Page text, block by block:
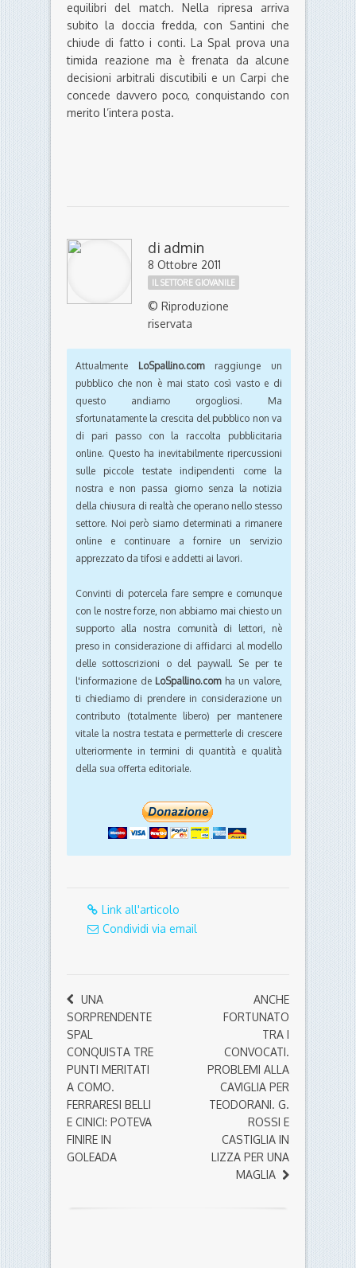
equilibri del match. Nella ripresa arriva
subito la doccia fredda, con Santini che
chiude di fatto i conti. La Spal prova una
timida reazione ma è frenata da alcune
decisioni arbitrali discutibili e un Carpi che
concede davvero poco, conquistando con
merito l’intera posta.
di admin
8 Ottobre 2011
IL SETTORE GIOVANILE
© Riproduzione
riservata
Attualmente LoSpallino.comraggiunge un
pubblico che non è mai stato così vasto e di
questo andiamo orgogliosi. Ma
sfortunatamente la crescita del pubblico non va
di pari passo con la raccolta pubblicitaria
online. Questo ha inevitabilmente ripercussioni
sulle piccole testate indipendenti come la
nostra e non passa giorno senza la notizia
della chiusura di realtà che operano nello stesso
settore. Noi però siamo determinati a rimanere
online e continuare a fornire un servizio
apprezzato da tifosi e addetti ai lavori.
Convinti di potercela fare sempre e comunque
con le nostre forze, non abbiamo mai chiesto un
supporto alla nostra comunità di lettori, nè
preso in considerazione di affidarci al modello
delle sottoscrizioni o del paywall. Se per te
l'informazione de LoSpallino.comha un valore,
ti chiediamo di prendere in considerazione un
contributo (totalmente libero) per mantenere
vitale la nostra testata e permetterle di crescere
ulteriormente in termini di quantità e qualità
della sua offerta editoriale.
Link all'articolo
Condividi via email
UNA
SORPRENDENTE
SPAL
CONQUISTA TRE
PUNTI MERITATI
A COMO.
FERRARESI BELLI
E CINICI: POTEVA
FINIRE IN
GOLEADA
ANCHE
FORTUNATO
TRA I
CONVOCATI.
PROBLEMI ALLA
CAVIGLIA PER
TEODORANI. G.
ROSSI E
CASTIGLIA IN
LIZZA PER UNA
MAGLIA